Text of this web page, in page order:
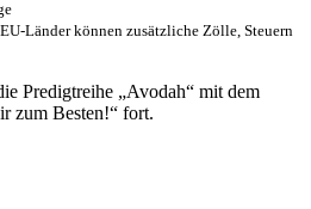
Länder können zusätzliche Zölle, Steuern
Predigtreihe „Avodah“ mit dem
zum Besten!“ fort.